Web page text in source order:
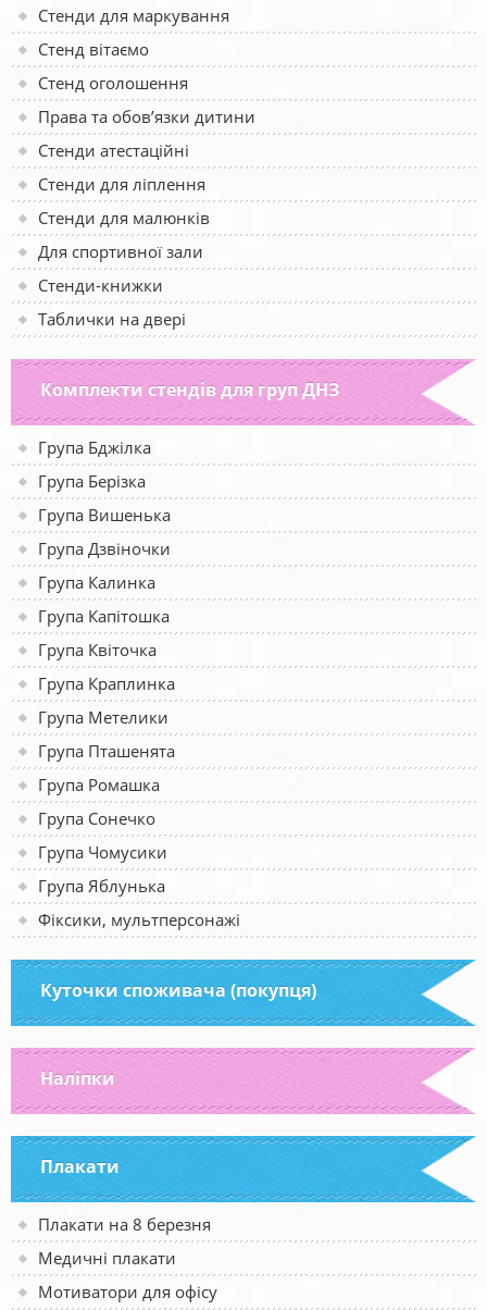
Стенди для маркування
Стенд вітаємо
Стенд оголошення
Права та обов’язки дитини
Стенди атестаційні
Стенди для ліплення
Стенди для малюнків
Для спортивної зали
Стенди-книжки
Таблички на двері
Комплекти стендів для груп ДНЗ
Група Бджілка
Група Берізка
Група Вишенька
Група Дзвіночки
Група Калинка
Група Капітошка
Група Квіточка
Група Краплинка
Група Метелики
Група Пташенята
Група Ромашка
Група Сонечко
Група Чомусики
Група Яблунька
Фіксики, мультперсонажі
Куточки споживача (покупця)
Наліпки
Плакати
Плакати на 8 березня
Медичні плакати
Мотиватори для офісу